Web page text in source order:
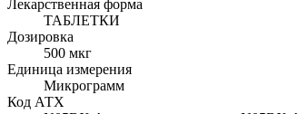
Лекарственная форма
ТАБЛЕТКИ
Дозировка
500 мкг
Единица измерения
Микрограмм
Код АТХ